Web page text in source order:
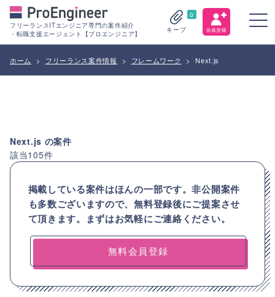
フリーランスITエンジニア専門の案件紹介
・転職支援エージェント【プロエンジニア】
0
キープ
ホーム > フリーランス案件情報 > フレームワーク > Next.js
Next.js の案件
該当105件
掲載している案件はほんの一部です。非公開案件
も多数ございますので、無料登録後にご提案させ
て頂きます。まずはお気軽にご連絡ください。
無料会員登録